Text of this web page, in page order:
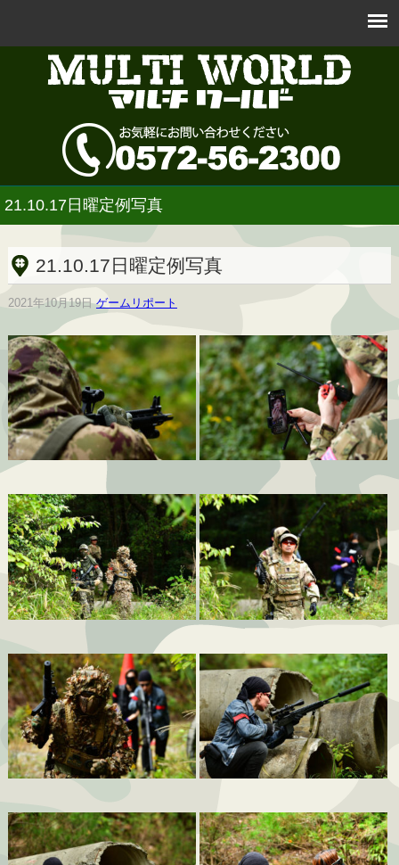
21.10.17日曜定例写真
21.10.17日曜定例写真
2021年10月19日 ゲームリポート